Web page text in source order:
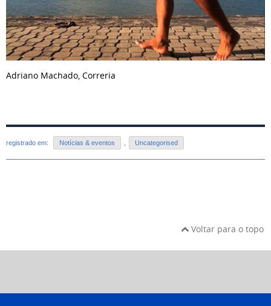
Adriano Machado, Correria
registrado em: Notícias & eventos , Uncategorised
Voltar para o topo